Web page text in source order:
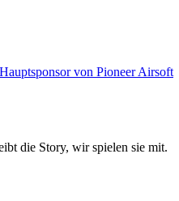
die Story, wir spielen sie mit.